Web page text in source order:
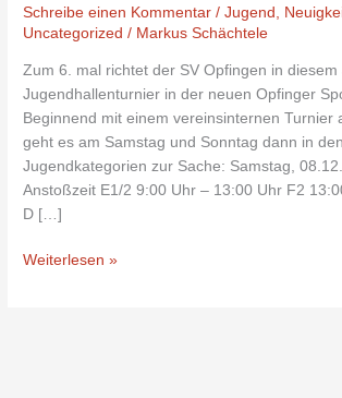
Schreibe einen Kommentar /Jugend ,
Uncategorized / Markus Schächtele
Zum 6. mal richtet der SV Opfingen in diesem
Jugendhallenturnier in der neuen Opfinger
Beginnend mit einem vereinsinternen Turnier
geht es am Samstag und Sonntag dann in
Jugendkategorien zur Sache: Samstag,
Anstoßzeit E1/2 9:00 Uhr – 13:00 Uhr F2
D […]
in
Opfingen
8.
und
9.
Dezember
2018
Weiterlesen »